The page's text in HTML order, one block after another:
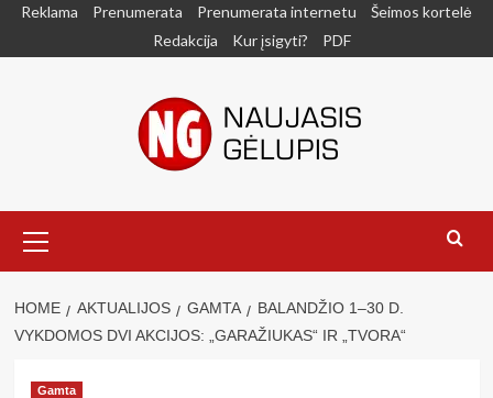
SkipReklama Prenumerata Prenumerata internetu
Šeimos kortelė
Redakcija
Kur įsigyti? PDF
Menu
HOME AKTUALIJOS GAMTA
BALANDŽIO 1–30 D.
VYKDOMOS DVI AKCIJOS: „GARAŽIUKAS“ IR „TVORA“
Gamta